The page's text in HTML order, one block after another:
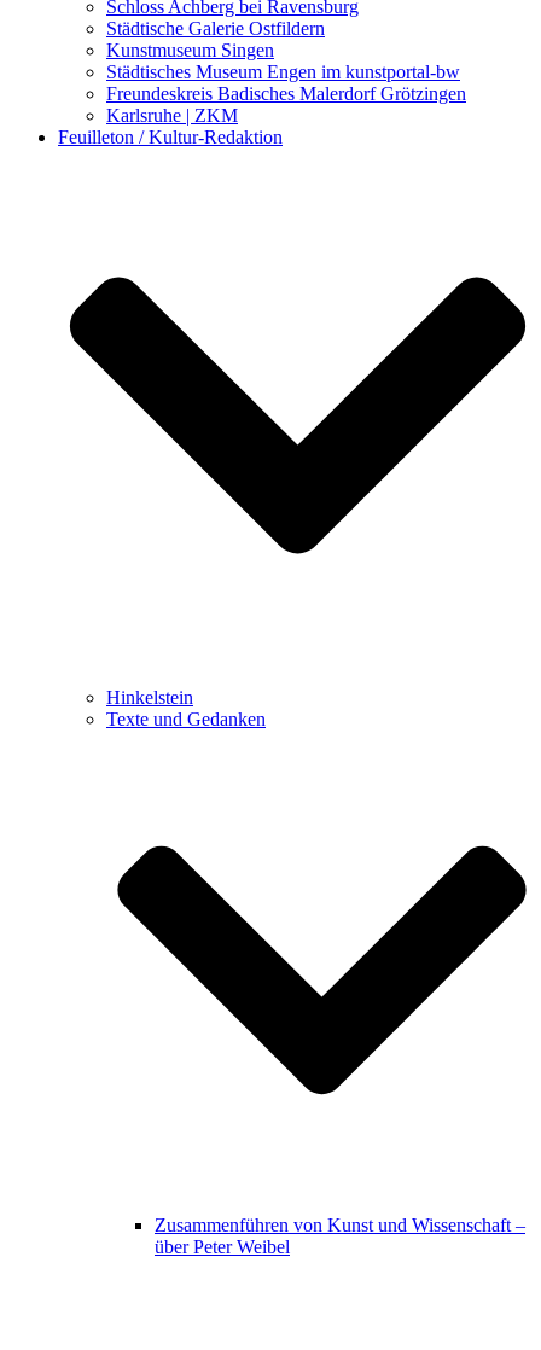
Schloss Achberg bei Ravensburg
Städtische Galerie Ostfildern
Kunstmuseum Singen
Städtisches Museum Engen im kunstportal-bw
Freundeskreis Badisches Malerdorf Grötzingen
Karlsruhe | ZKM
Feuilleton / Kultur-Redaktion
Hinkelstein
Texte und Gedanken
Zusammenführen von Kunst und Wissenschaft –
über Peter Weibel